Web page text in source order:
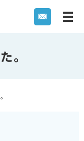
。